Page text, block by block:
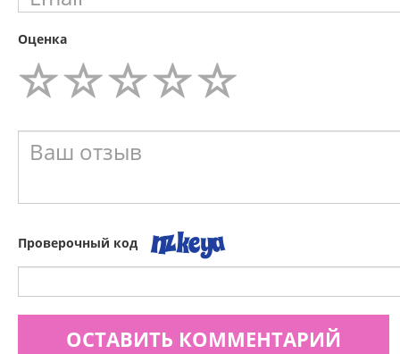
Оценка
Проверочный код
ОСТАВИТЬ КОММЕНТАРИЙ